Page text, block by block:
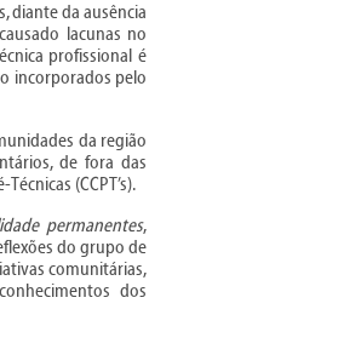
diante da ausência
lacunas no
profissional é
incorporados pelo
da região
de fora das
(CCPT’s).
permanentes,
do grupo de
comunitárias,
dos